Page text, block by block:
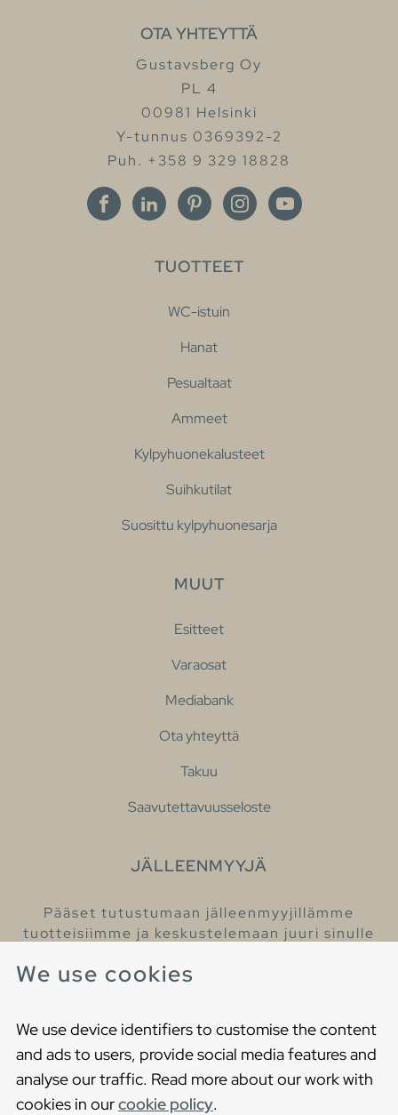
We use cookies
We use device identifiers to customise the content
and ads to users, provide social media features and
analyse our traffic. Read more about our work with
cookies in ourcookie policy.
OTA YHTEYTTÄ
Gustavsberg Oy
PL 4
00981 Helsinki
Y-tunnus 0369392-2
Puh. +358 9 329 18828
TUOTTEET
WC-istuin
Hanat
Pesualtaat
Ammeet
Kylpyhuonekalusteet
Suihkutilat
Suosittu kylpyhuonesarja
MUUT
Esitteet
Varaosat
Mediabank
Ota yhteyttä
Takuu
Saavutettavuusseloste
JÄLLEENMYYJÄ
Pääset tutustumaan jälleenmyyjillämme
tuotteisiimme ja keskustelemaan juuri sinulle